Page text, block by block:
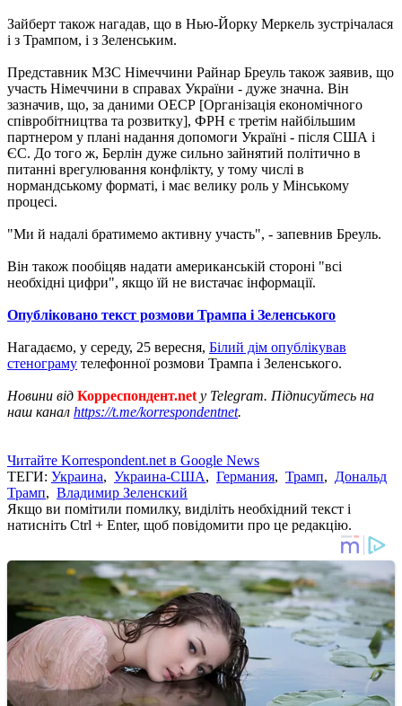
Зайберт також нагадав, що в Нью-Йорку Меркель зустрічалася
і з Трампом, і з Зеленським.
Представник МЗС Німеччини Райнар Бреуль також заявив, що
участь Німеччини в справах України - дуже значна. Він
зазначив, що, за даними ОЕСР [Організація економічного
співробітництва та розвитку], ФРН є третім найбільшим
партнером у плані надання допомоги Україні - після США і
ЄС. До того ж, Берлін дуже сильно зайнятий політично в
питанні врегулювання конфлікту, у тому числі в
нормандському форматі, і має велику роль у Мінському
процесі.
"Ми й надалі братимемо активну участь", - запевнив Бреуль.
Він також пообіцяв надати американській стороні "всі
необхідні цифри", якщо їй не вистачає інформації.
Опубліковано текст розмови Трампа і Зеленського
Нагадаємо, у середу, 25 вересня, Білий дім опублікував
стенограму телефонної розмови Трампа і Зеленського.
Новини від Корреспондент.net у Telegram. Підписуйтесь на
наш канал https://t.me/korrespondentnet.
Читайте Korrespondent.net в Google News
ТЕГИ: Украина, Украина-США, Германия, Трамп, Дональд
Трамп, Владимир Зеленский
Якщо ви помітили помилку, виділіть необхідний текст і
натисніть Ctrl + Enter, щоб повідомити про це редакцію.